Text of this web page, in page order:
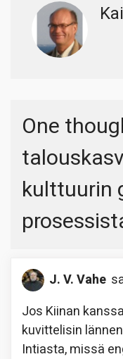
One
kulttuurin
J. V. Vahe
Jos Kiinan
kuvittelisin
Intiasta, missä